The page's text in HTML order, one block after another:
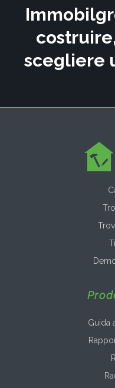
scegliere
Guida